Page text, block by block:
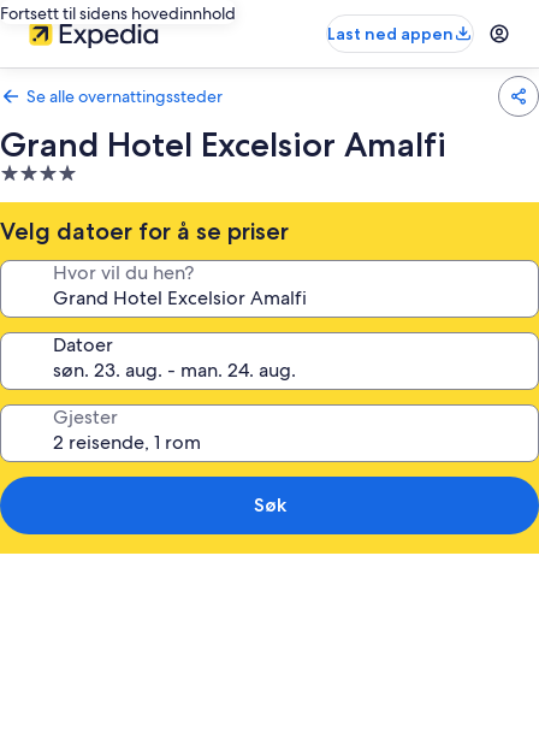
Fortsett til sidens hovedinnhold
Last ned appen
Se alle overnattingssteder
Grand Hotel Excelsior Amalfi
Overnattingssted
med
4.0
stjerner
Velg datoer for å se priser
Hvor vil du hen?
Datoer
Gjester
Søk